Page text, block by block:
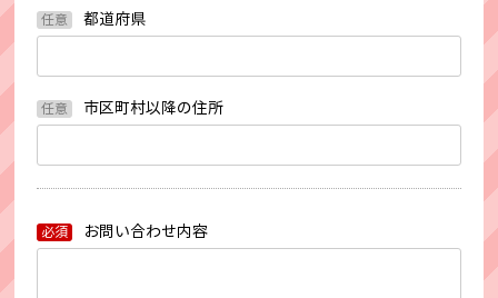
任意 都道府県
任意 市区町村以降の住所
必須 お問い合わせ内容